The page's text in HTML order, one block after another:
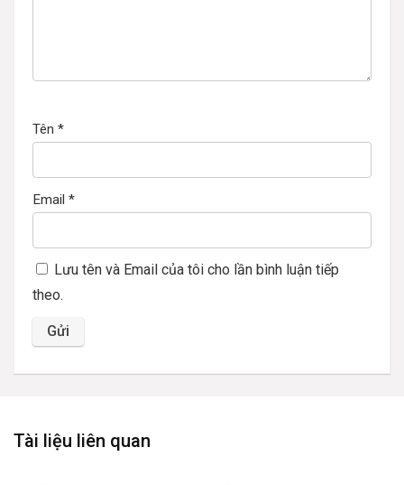
Tên *
Email *
Lưu tên và Email của tôi cho lần bình luận tiếp
theo.
Tài liệu liên quan